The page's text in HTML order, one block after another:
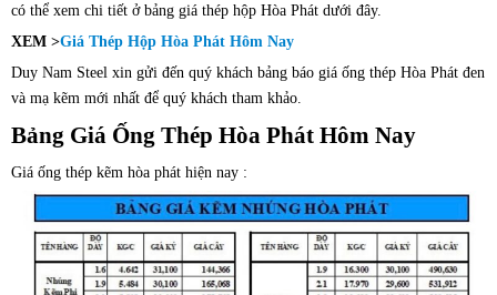
có thể xem chi tiết ở bảng giá thép hộp Hòa Phát dưới đây.
XEM >Giá Thép Hộp Hòa Phát Hôm Nay
Duy Nam Steel xin gửi đến quý khách bảng báo giá ống thép Hòa Phát đen
và mạ kẽm mới nhất để quý khách tham khảo.
Bảng Giá Ống Thép Hòa Phát Hôm Nay
Giá ống thép kẽm hòa phát hiện nay :